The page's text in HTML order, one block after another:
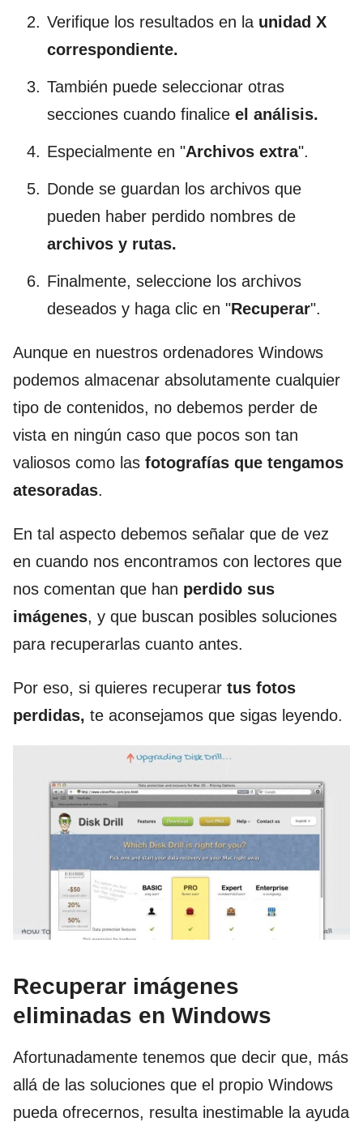
Verifique los resultados en la unidad X
correspondiente.
También puede seleccionar otras
secciones cuando finalice el análisis.
Especialmente en "Archivos extra".
Donde se guardan los archivos que
pueden haber perdido nombres de
archivos y rutas.
Finalmente, seleccione los archivos
deseados y haga clic en "Recuperar".
Aunque en nuestros ordenadores Windows
podemos almacenar absolutamente cualquier
tipo de contenidos, no debemos perder de
vista en ningún caso que pocos son tan
valiosos como las fotografías que tengamos
atesoradas.
En tal aspecto debemos señalar que de vez
en cuando nos encontramos con lectores que
nos comentan que han perdido sus
imágenes, y que buscan posibles soluciones
para recuperarlas cuanto antes.
Por eso, si quieres recuperar tus fotos
perdidas, te aconsejamos que sigas leyendo.
Recuperar imágenes
eliminadas en Windows
Afortunadamente tenemos que decir que, más
allá de las soluciones que el propio Windows
pueda ofrecernos, resulta inestimable la ayuda